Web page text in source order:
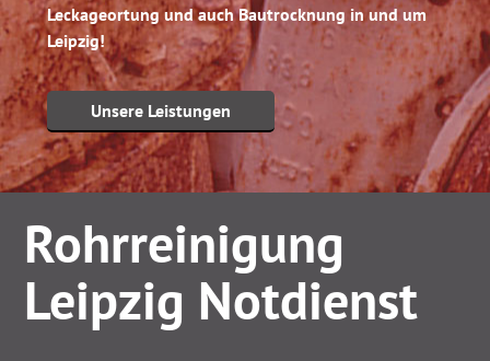
Leckageortung und auch Bautrocknung in und um
Leipzig!
Unsere Leistungen
Rohrreinigung
Leipzig Notdienst